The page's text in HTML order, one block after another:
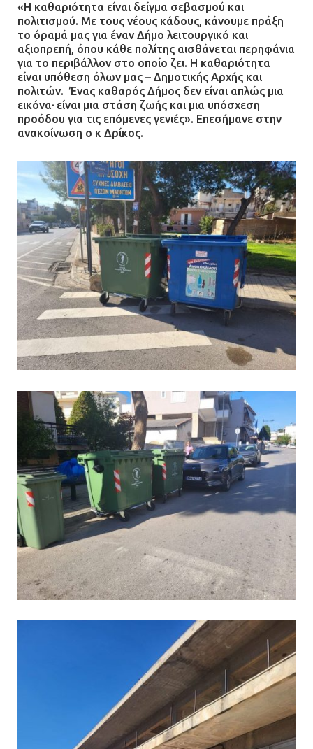
«Η καθαριότητα είναι δείγμα σεβασμού και
πολιτισμού. Με τους νέους κάδους, κάνουμε πράξη
το όραμά μας για έναν Δήμο λειτουργικό και
αξιοπρεπή, όπου κάθε πολίτης αισθάνεται περηφάνια
για το περιβάλλον στο οποίο ζει. Η καθαριότητα
είναι υπόθεση όλων μας – Δημοτικής Αρχής και
πολιτών. Ένας καθαρός Δήμος δεν είναι απλώς μια
εικόνα· είναι μια στάση ζωής και μια υπόσχεση
προόδου για τις επόμενες γενιές». Επεσήμανε στην
ανακοίνωση ο κ Δρίκος.